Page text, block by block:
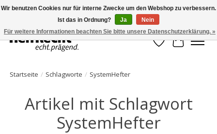
HelfRecht-Planer | Jahresaktualisierungen | Zubehör
Wunschzettel
Ihr
Startseite / Schlagworte / SystemHefter
Artikel mit Schlagwort
SystemHefter
Wir benutzen Cookies nur für interne Zwecke um den Webshop zu verbessern.
Ist das in Ordnung?
Ja
Nein
Für weitere Informationen beachten Sie bitte unsere Datenschutzerklärung. »